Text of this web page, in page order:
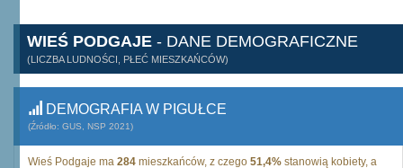
WIEŚ PODGAJE - DANE DEMOGRAFICZNE
(LICZBA LUDNOŚCI, PŁEĆ MIESZKAŃCÓW)
DEMOGRAFIA W PIGUŁCE
(Źródło: GUS, NSP 2021)
Wieś Podgaje ma 284 mieszkańców, z czego 51,4% stanowią kobiety, a